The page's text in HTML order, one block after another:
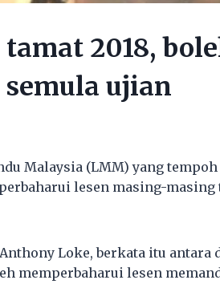
2018,
ujian
Malaysia (LMM) yang
lesen masing-
Loke, berkata itu
memperbaharui lesen